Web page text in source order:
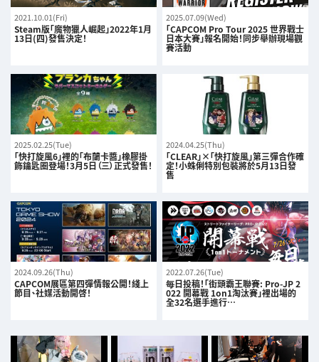
2021.10.01(Fri)
Steam版「魔物獵人崛起」2022年1月
13日(四)發售決定！
2025.07.09(Wed)
「CAPCOM Pro Tour 2025 世界戰士
日本大賽」報名開始！同步舉辦現場觀
賽活動
2025.02.25(Tue)
「快打旋風6」裡的「布蘭卡醬」橡膠掛
飾鑰匙圈登場！3月5日（三）正式發售！
2024.04.25(Thu)
「CLEAR」×「快打旋風」第三彈合作確
定！小蛛俐特別包裝將於5月13日發
售
2024.09.26(Thu)
CAPCOM展區第四彈情報公開！綫上
節目、社媒活動開啓！
2022.07.26(Tue)
毎日投稿！「街頭霸王聯賽: Pro-JP 2
022 開幕戰 1on1淘汰賽」裡出場的
全32名選手進行…